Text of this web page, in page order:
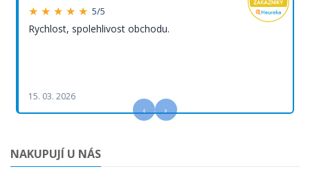
★ ★ ★ ★ ★ 5/5
Rychlost, spolehlivost obchodu.
15. 03. 2026
‹ ›
NAKUPUJÍ U NÁS